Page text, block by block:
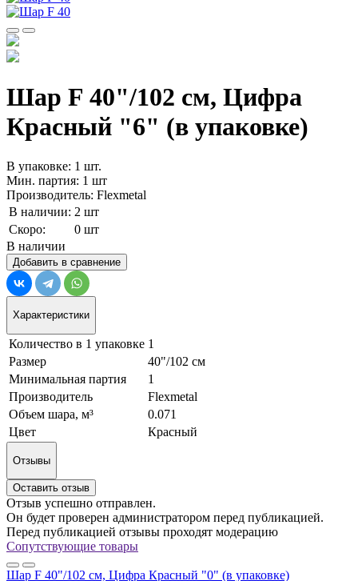
Шар F 40"/102 см, Цифра
Красный "6" (в упаковке)
В упаковке: 1 шт.
Мин. партия: 1 шт
Производитель: Flexmetal
В наличии: 2 шт
Скоро:
0 шт
В наличии
Добавить в сравнение
Характеристики
Количество в 1 упаковке 1
Размер
40"/102 см
Минимальная партия
1
Производитель
Flexmetal
Объем шара, м³
0.071
Цвет
Красный
Отзывы
Оставить отзыв
Отзыв успешно отправлен.
Он будет проверен администратором перед публикацией.
Перед публикацией отзывы проходят модерацию
Сопутствующие товары
Шар F 40"/102 см, Цифра Красный "0" (в упаковке)